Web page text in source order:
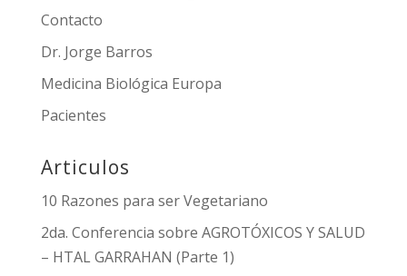
Contacto
Dr. Jorge Barros
Medicina Biológica Europa
Pacientes
Articulos
10 Razones para ser Vegetariano
2da. Conferencia sobre AGROTÓXICOS Y SALUD
– HTAL GARRAHAN (Parte 1)